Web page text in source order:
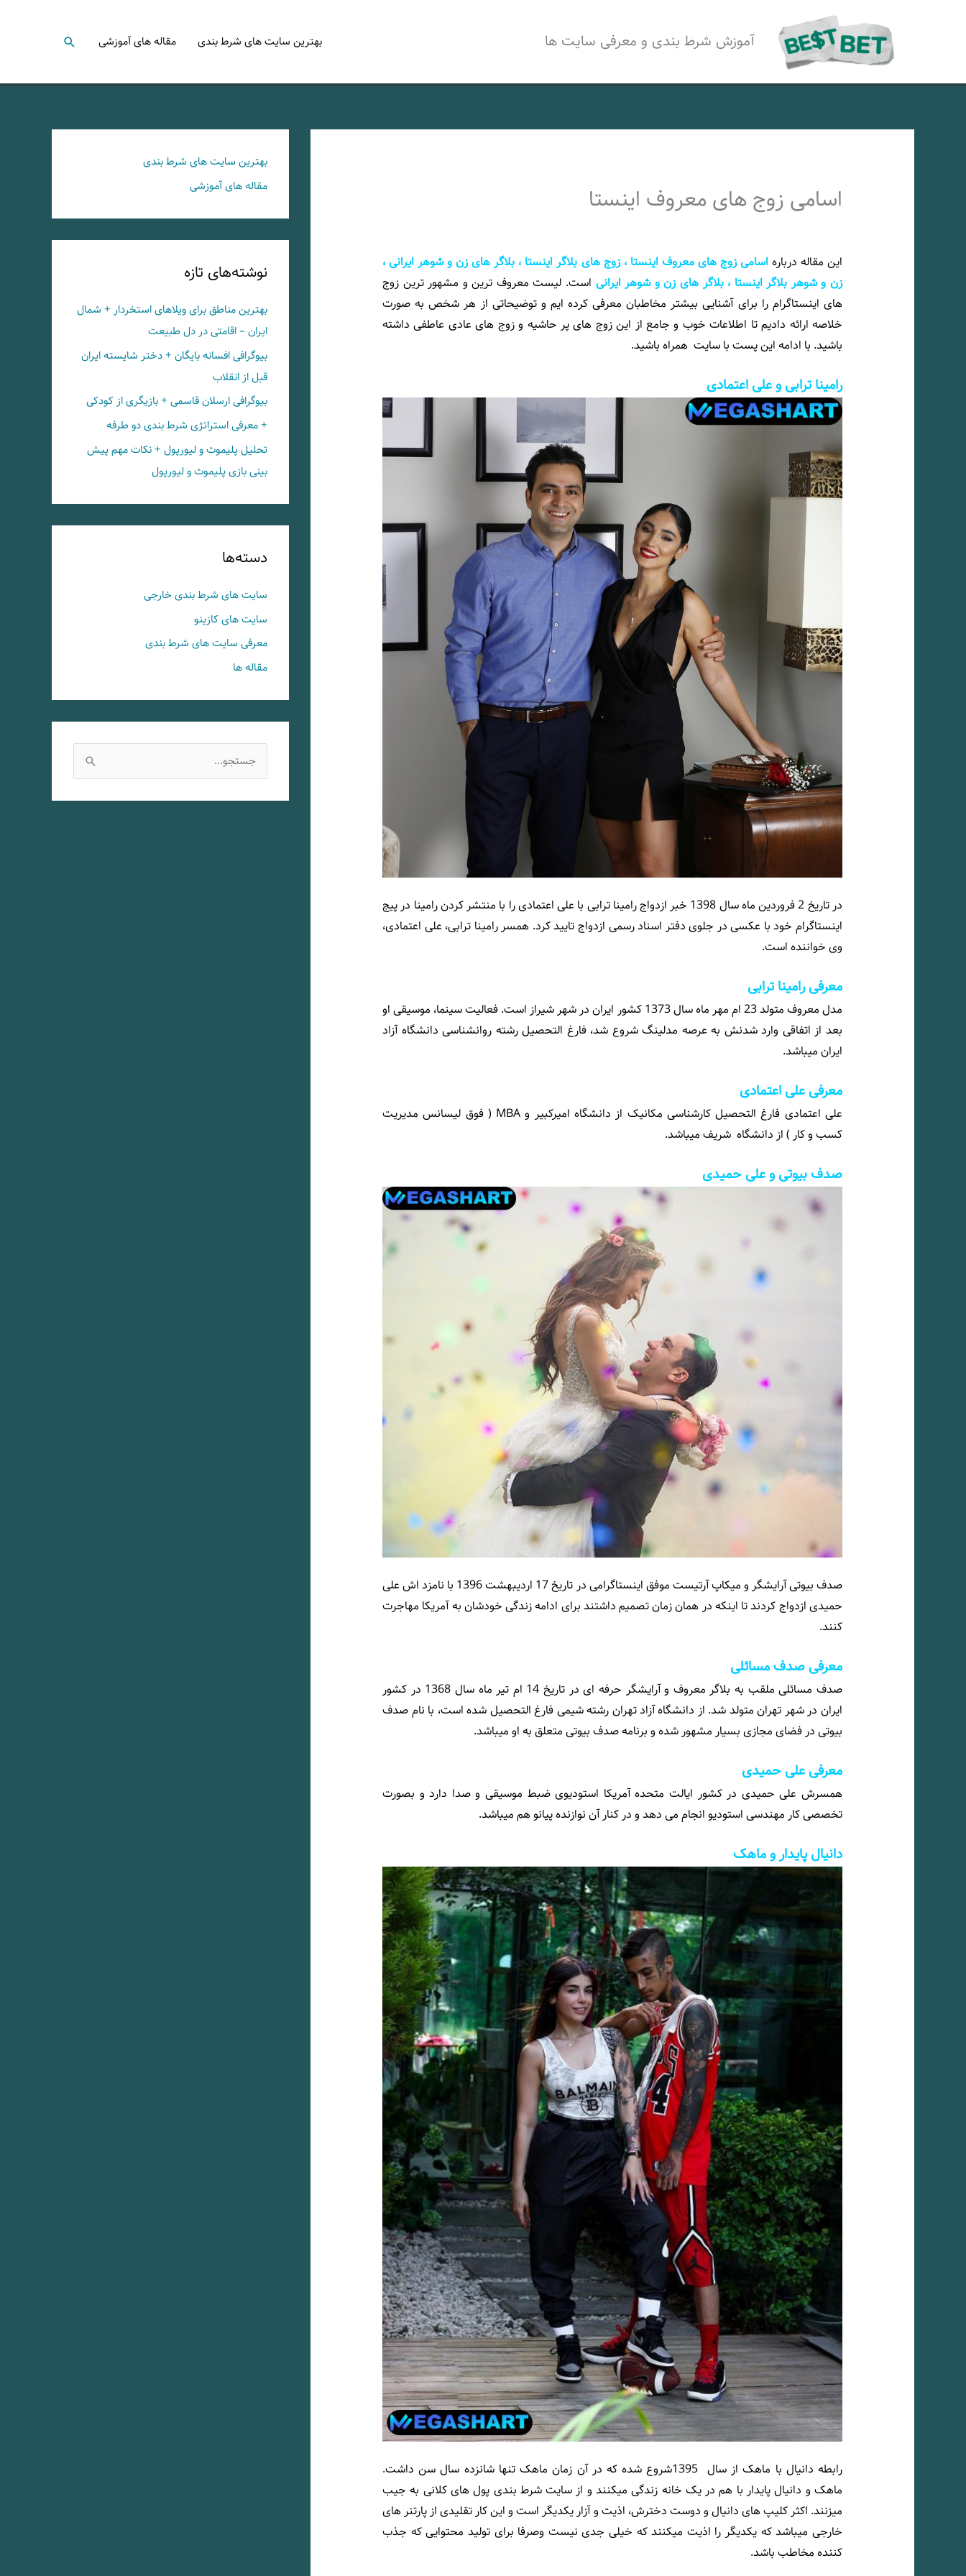
آموزش شرط بندی و معرفی سایت ها بهترین سایت های شرط بندی مقاله های آموزشی جستجو
اسامی زوج های معروف اینستا
این مقاله درباره اسامی زوج های معروف اینستا ، زوج های بلاگر اینستا ، بلاگر های زن و شوهر ایرانی ،
زن و شوهر بلاگر اینستا ، بلاگر های زن و شوهر ایرانی است. لیست معروف ترین و مشهور ترین زوج
های اینستاگرام را برای آشنایی بیشتر مخاطبان معرفی کرده ایم و توضیحاتی از هر شخص به صورت
خلاصه ارائه دادیم تا اطلاعات خوب و جامع از این زوج های پر حاشیه و زوج های عادی عاطفی داشته
باشید. با ادامه این پست با سایت همراه باشید.
رامینا ترابی و علی اعتمادی
در تاریخ 2 فروردین ماه سال 1398 خبر ازدواج رامینا ترابی با علی اعتمادی را با منتشر کردن رامینا در پیج
اینستاگرام خود با عکسی در جلوی دفتر اسناد رسمی ازدواج تایید کرد. همسر رامینا ترابی، علی اعتمادی،
وی خواننده است.
معرفی رامینا ترابی
مدل معروف متولد 23 ام مهر ماه سال 1373 کشور ایران در شهر شیراز است. فعالیت سینما، موسیقی او
بعد از اتفاقی وارد شدنش به عرصه مدلینگ شروع شد، فارغ التحصیل رشته روانشناسی دانشگاه آزاد
ایران میباشد.
معرفی علی اعتمادی
علی اعتمادی فارغ التحصیل کارشناسی مکانیک از دانشگاه امیرکبیر و MBA ( فوق لیسانس مدیریت
کسب و کار ) از دانشگاه شریف میباشد.
صدف بیوتی و علی حمیدی
صدف بیوتی آرایشگر و میکاپ آرتیست موفق اینستاگرامی در تاریخ 17 اردیبهشت 1396 با نامزد اش علی
حمیدی ازدواج کردند تا اینکه در همان زمان تصمیم داشتند برای ادامه زندگی خودشان به آمریکا مهاجرت
کنند.
معرفی صدف مسائلی
صدف مسائلی ملقب به
بلاگر معروف و آرایشگر حرفه ای در تاریخ 14 ام تیر ماه سال 1368 در کشور
ایران در شهر تهران متولد شد. از دانشگاه آزاد تهران رشته شیمی فارغ التحصیل شده است، با نام صدف
بیوتی در فضای مجازی بسیار مشهور شده و برنامه صدف بیوتی متعلق به او میباشد.
معرفی علی حمیدی
همسرش علی حمیدی در کشور ایالت متحده آمریکا استودیوی ضبط موسیقی و صدا دارد و بصورت
تخصصی کار مهندسی استودیو انجام می دهد و در کنار آن نوازنده پیانو هم میباشد.
دانیال پایدار و ماهک
رابطه دانیال با ماهک از سال 1395شروع شده که در آن زمان ماهک تنها شانزده سال سن داشت.
ماهک و دانیال پایدار با هم در یک خانه زندگی میکنند و از سایت شرط بندی پول های کلانی به جیب
میزنند. اکثر کلیپ های دانیال و دوست دخترش، اذیت و آزار یکدیگر است و این کار تقلیدی از پارتنر های
خارجی میباشد که یکدیگر را اذیت میکنند که خیلی جدی نیست وصرفا برای تولید محتوایی که جذب
کننده مخاطب باشد.
بهترین سایت های شرط بندی
مقاله های آموزشی
نوشته‌های تازه
بهترین مناطق برای ویلاهای استخردار + شمال
ایران – اقامتی در دل طبیعت
بیوگرافی افسانه بایگان + دختر شایسته ایران
قبل از انقلاب
بیوگرافی ارسلان قاسمی + بازیگری از کودکی
+ معرفی استراتژی شرط بندی دو طرفه
تحلیل پلیموث و لیورپول + نکات مهم پیش
بینی بازی پلیموث و لیورپول
دسته‌ها
سایت های شرط بندی خارجی
سایت های کازینو
معرفی سایت های شرط بندی
مقاله ها
س
ت